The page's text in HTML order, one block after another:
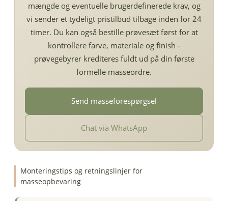
mængde og eventuelle brugerdefinerede krav, og
vi sender et tydeligt pristilbud tilbage inden for 24
timer. Du kan også bestille prøvesæt først for at
kontrollere farve, materiale og finish -
prøvegebyrer krediteres fuldt ud på din første
formelle masseordre.
Send masseforespørgsel
Chat via WhatsApp
Monteringstips og retningslinjer for
masseopbevaring